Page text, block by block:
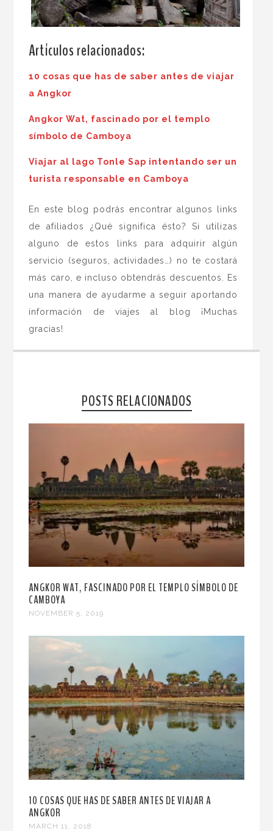
Artículos relacionados:
10 cosas que has de saber antes de viajar
a Angkor
Angkor Wat, fascinado por el templo
símbolo de Camboya
Viajar al lago Tonle Sap intentando ser un
turista responsable en Camboya
En este blog podrás encontrar algunos links
de afiliados ¿Qué significa ésto? Si utilizas
alguno de estos links para adquirir algún
servicio (seguros, actividades…) no te costará
más caro, e incluso obtendrás descuentos. Es
una manera de ayudarme a seguir aportando
información de viajes al blog ¡Muchas
gracias!
POSTS RELACIONADOS
ANGKOR WAT, FASCINADO POR EL TEMPLO SÍMBOLO DE
CAMBOYA
NOVEMBER 5, 2019
10 COSAS QUE HAS DE SABER ANTES DE VIAJAR A
ANGKOR
MARCH 11, 2018